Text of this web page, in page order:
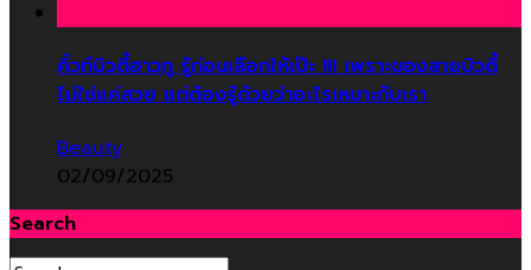
คิ้วท์บิวตี้ฮาวทู รู้ก่อนเลือกให้เป๊ะ !!! เพราะของสายบิวตี้
ไม่ใช่แค่สวย แต่ต้องรู้ด้วยว่าอะไรเหมาะกับเรา
Beauty
02/09/2025
Search